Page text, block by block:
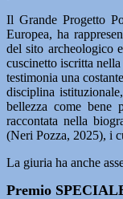
Il Grande Progetto
Europea, ha
del sito archeologico
cuscinetto iscritta
testimonia una
disciplina
bellezza come bene
raccontata nella
(Neri Pozza, 2025), i
La giuria ha anche
Premio